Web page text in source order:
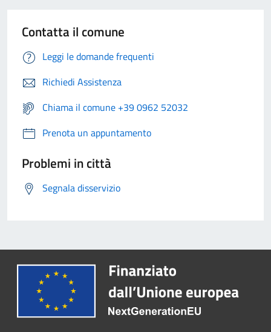
Contatta il comune
Leggi le domande frequenti
Richiedi Assistenza
Chiama il comune +39 0962 52032
Prenota un appuntamento
Problemi in città
Segnala disservizio